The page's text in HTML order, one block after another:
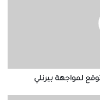
لمواجهة بيرنلي